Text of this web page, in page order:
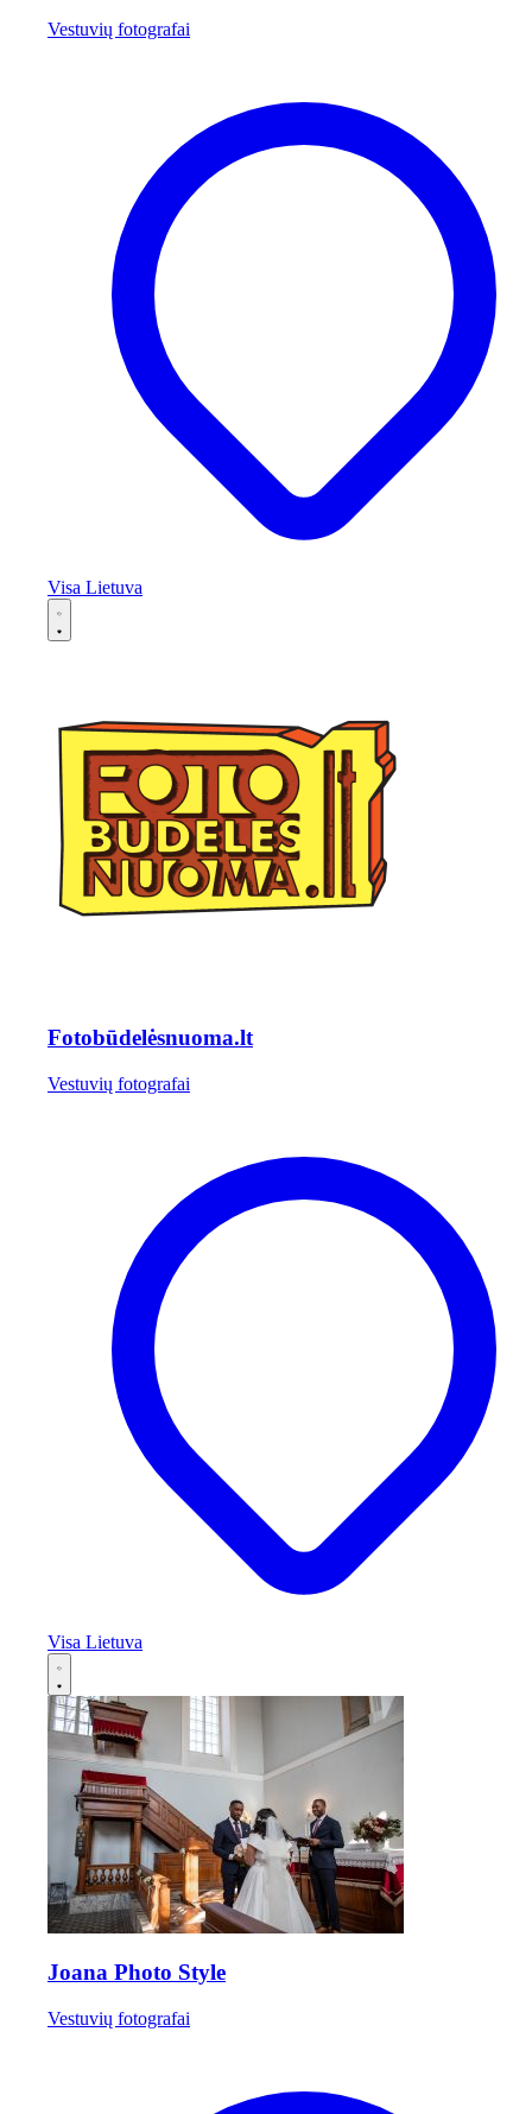
Vestuvių fotografai
Visa Lietuva
Fotobūdelėsnuoma.lt
Vestuvių fotografai
Visa Lietuva
Joana Photo Style
Vestuvių fotografai